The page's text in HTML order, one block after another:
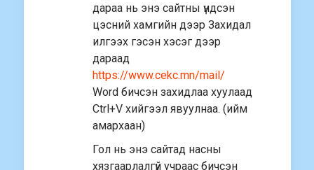
дараа нь энэ сайтны үндсэн
цэсний хамгийн дээр Захидал
илгээх гэсэн хэсэг дээр
дараад
https://www.cekc.mn/mail/
Word бичсэн захидлаа хуулаад
Ctrl+V хийгээл явуулнаа. (ийм
амархаан)
Гол нь энэ сайтад насны
хязгаарлалгүй учраас бичсэн